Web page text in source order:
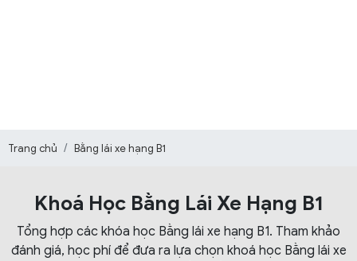
Trang chủ Bằng lái xe hạng B1
Khoá Học Bằng Lái Xe Hạng B1
Tổng hợp các khóa học Bằng lái xe hạng B1. Tham khảo
đánh giá, học phí để đưa ra lựa chọn khoá học Bằng lái xe